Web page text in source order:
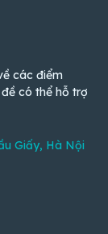
các điểm
có thể hỗ trợ
Giấy, Hà Nội